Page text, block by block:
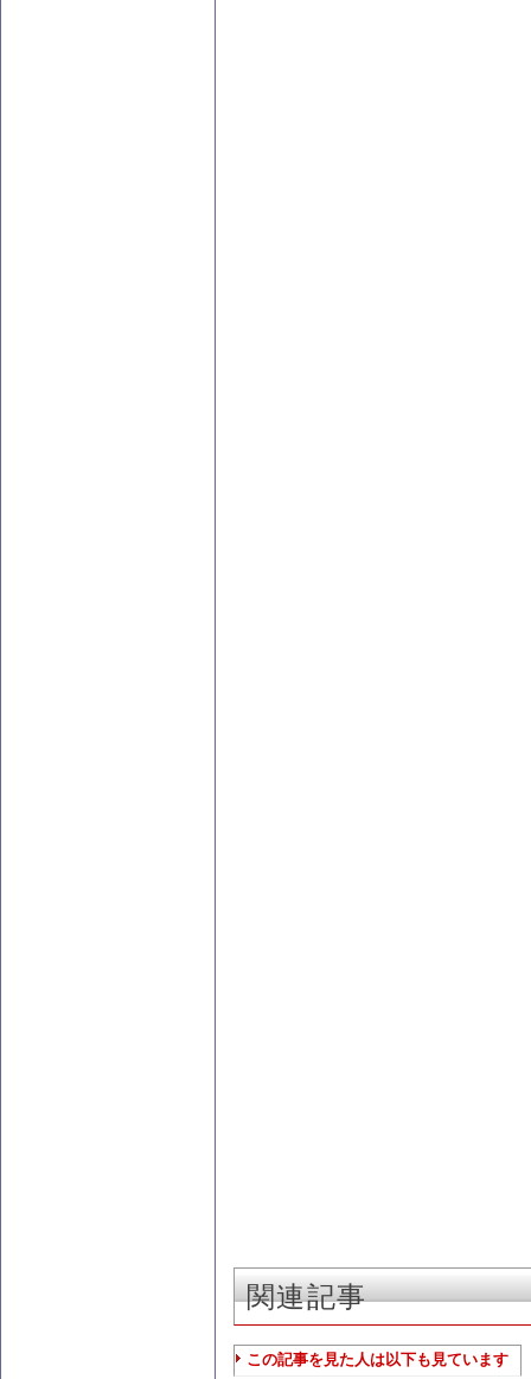
関連記事
この記事を見た人は以下も見ています